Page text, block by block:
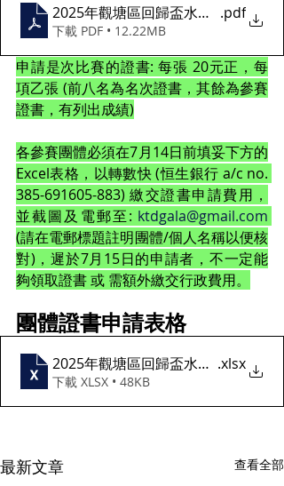
2025年觀塘區回歸盃水運會成績公佈
.pdf
下載 PDF • 12.22MB
申請是次比賽的證書: 每張 20元正，每
項乙張 (前八名為名次證書，其餘為參賽
證書，有列出成績)
各參賽團體必須在7月14日前填妥下方的
Excel表格，以轉數快 (恒生銀行 a/c no.
385-691605-883) 繳交證書申請費用，
並截圖及電郵至: ktdgala@gmail.com
(請在電郵標題註明團體/個人名稱以便核
對)，遲於7月15日的申請者，不一定能
夠領取證書 或 需額外繳交行政費用。
團體證書申請表格
2025年觀塘區回歸盃水運會_團體證
.xlsx
下載 XLSX • 48KB
最新文章 查看全部